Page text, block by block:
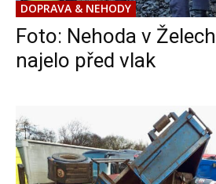
DOPRAVA & NEHODY
Foto: Nehoda v
najelo před vlak